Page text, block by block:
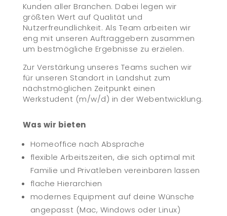
Kunden aller Branchen. Dabei legen wir
größten Wert auf Qualität und
Nutzerfreundlichkeit. Als Team arbeiten wir
eng mit unseren Auftraggebern zusammen
um bestmögliche Ergebnisse zu erzielen.
Zur Verstärkung unseres Teams suchen wir
für unseren Standort in Landshut zum
nächstmöglichen Zeitpunkt einen
Werkstudent (m/w/d) in der Webentwicklung.
Was wir bieten
Homeoffice nach Absprache
flexible Arbeitszeiten, die sich optimal mit
Familie und Privatleben vereinbaren lassen
flache Hierarchien
modernes Equipment auf deine Wünsche
angepasst (Mac, Windows oder Linux)